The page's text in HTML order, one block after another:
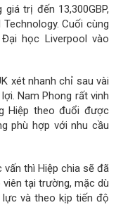
trị đến 13,300GBP,
Cuối cùng
học Liverpool vào
xét nhanh chỉ sau vài
Nam Phong rất vinh
Hiệp theo đuổi được
phù hợp với nhu cầu
thì Hiệp chia sẽ đã
tại trường, mặc dù
và theo kịp tiến độ